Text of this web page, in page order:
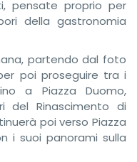
pensate proprio per
della gastronomia
partendo dal foto
poi proseguire tra i
a Piazza Duomo,
del Rinascimento di
poi verso Piazza
i suoi panorami sulla